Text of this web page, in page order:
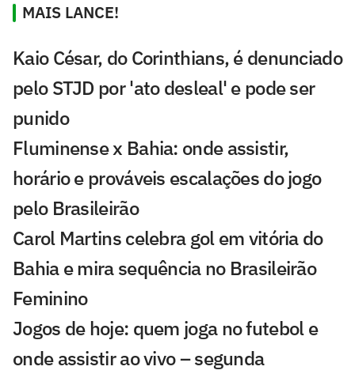
MAIS LANCE!
Kaio César, do Corinthians, é denunciado
pelo STJD por 'ato desleal' e pode ser
punido
Fluminense x Bahia: onde assistir,
horário e prováveis escalações do jogo
pelo Brasileirão
Carol Martins celebra gol em vitória do
Bahia e mira sequência no Brasileirão
Feminino
Jogos de hoje: quem joga no futebol e
onde assistir ao vivo – segunda